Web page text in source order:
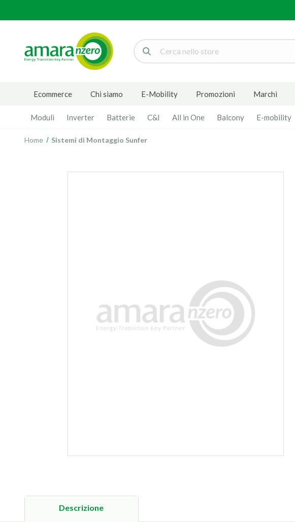
Cerca
Ecommerce Chi siamo E-Mobility Promozioni Marchi
Moduli Inverter Batterie C&I All in One Balcony E-mobility
Home Sistemi di Montaggio Sunfer
Descrizione